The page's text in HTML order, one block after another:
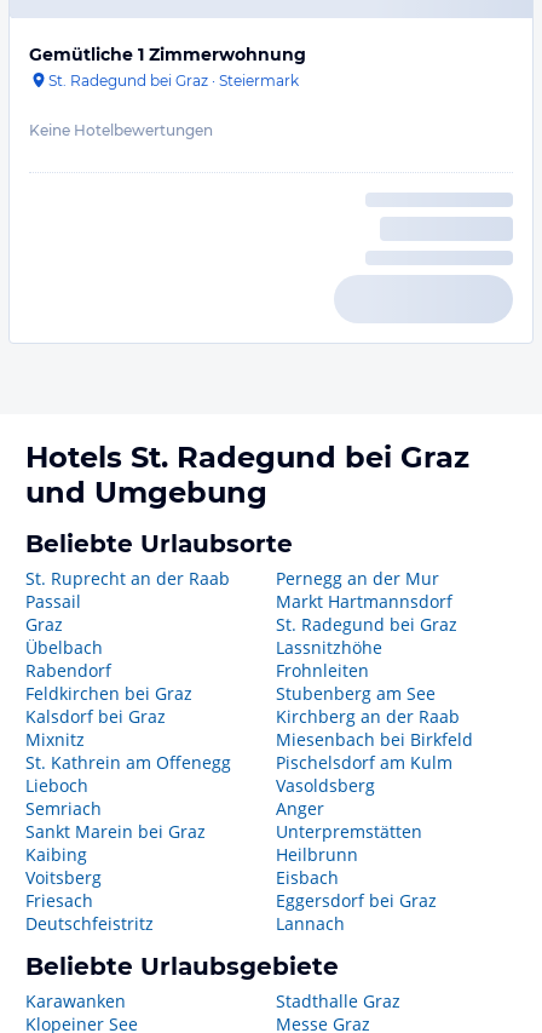
Gemütliche 1 Zimmerwohnung
St. Radegund bei Graz · Steiermark
Keine Hotelbewertungen
Hotels St. Radegund bei Graz
und Umgebung
Beliebte Urlaubsorte
St. Ruprecht an der Raab
Passail
Graz
Übelbach
Rabendorf
Feldkirchen bei Graz
Kalsdorf bei Graz
Mixnitz
St. Kathrein am Offenegg
Lieboch
Semriach
Sankt Marein bei Graz
Kaibing
Voitsberg
Friesach
Deutschfeistritz
Pernegg an der Mur
Markt Hartmannsdorf
St. Radegund bei Graz
Lassnitzhöhe
Frohnleiten
Stubenberg am See
Kirchberg an der Raab
Miesenbach bei Birkfeld
Pischelsdorf am Kulm
Vasoldsberg
Anger
Unterpremstätten
Heilbrunn
Eisbach
Eggersdorf bei Graz
Lannach
Beliebte Urlaubsgebiete
Karawanken
Klopeiner See
Stadthalle Graz
Messe Graz